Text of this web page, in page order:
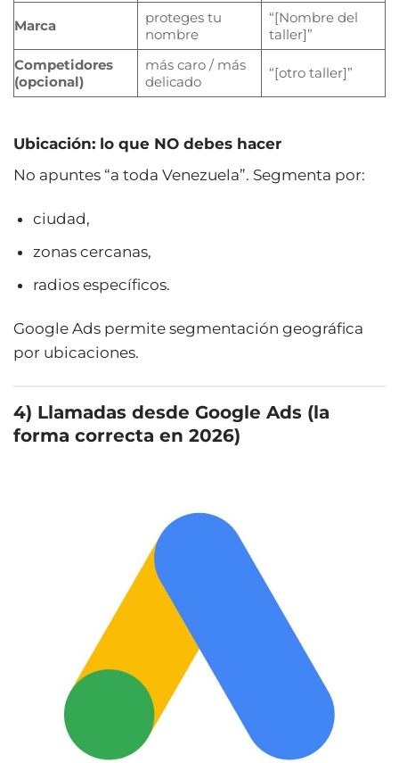
Marca
proteges tu
nombre
“[Nombre del
taller]”
Competidores
(opcional)
más caro / más
delicado
“[otro taller]”
Ubicación: lo que NO debes hacer
No apuntes “a toda Venezuela”. Segmenta por:
ciudad,
zonas cercanas,
radios específicos.
Google Ads permite segmentación geográfica
por ubicaciones.
4) Llamadas desde Google Ads (la
forma correcta en 2026)